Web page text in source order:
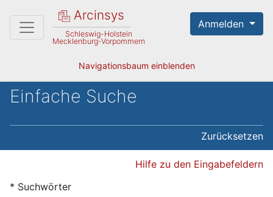
Arcinsys
Schleswig-Holstein
Mecklenburg-Vorpommern
Anmelden
Navigationsbaum einblenden
Einfache Suche
Zurücksetzen
Hilfe zu den Eingabefeldern
* Suchwörter